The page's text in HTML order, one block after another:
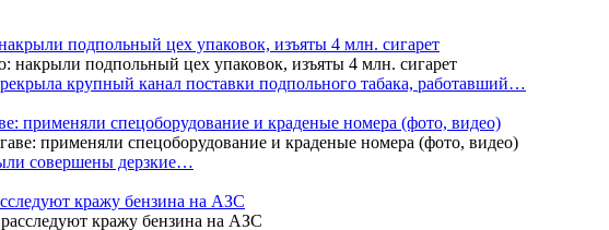
подпольный цех упаковок, изъяты 4 млн. сигарет
крупный канал поставки подпольного табака, работавший…
применяли спецоборудование и краденые номера (фото, видео)
совершены дерзкие…
кражу бензина на АЗС